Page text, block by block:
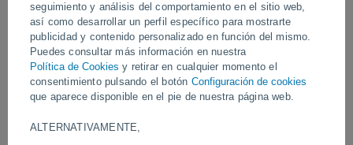
seguimiento y análisis del comportamiento en el sitio web,
así como desarrollar un perfil específico para mostrarte
publicidad y contenido personalizado en función del mismo.
Puedes consultar más información en nuestra
Política de Cookies y retirar en cualquier momento el
consentimiento pulsando el botón Configuración de cookies
que aparece disponible en el pie de nuestra página web.
ALTERNATIVAMENTE,
visible desde toda la isla
El flujo piroclástico se formó por un colapso parcial de material del
flanco norte del cráter sureste del volcán. Cientos de turistas se
vieron sorprendidos por el fenómeno.